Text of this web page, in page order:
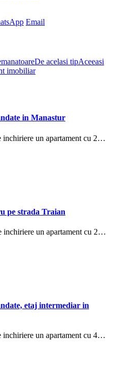
Email
De acelasi tipAceeasi
imobiliar
in Manastur
inchiriere un apartament cu 2…
pe strada Traian
inchiriere un apartament cu 2…
etaj intermediar in
inchiriere un apartament cu 4…